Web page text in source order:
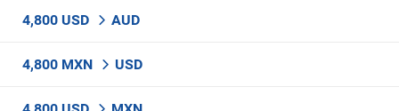
4,800 USD AUD
4,800 MXN USD